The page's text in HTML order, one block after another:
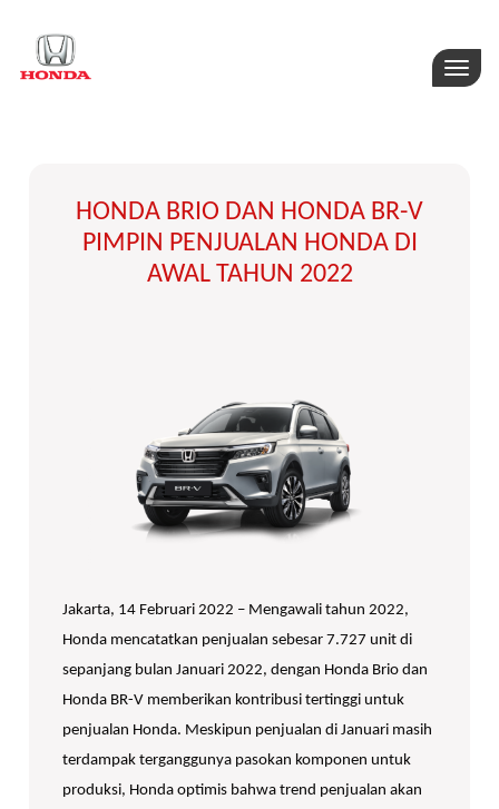
Toggle
HONDA BRIO DAN HONDA BR-V
PIMPIN PENJUALAN HONDA DI
AWAL TAHUN 2022
Jakarta, 14 Februari 2022 – Mengawali tahun 2022,
Honda mencatatkan penjualan sebesar 7.727 unit di
sepanjang bulan Januari 2022, dengan Honda Brio dan
Honda BR-V memberikan kontribusi tertinggi untuk
penjualan Honda. Meskipun penjualan di Januari masih
terdampak terganggunya pasokan komponen untuk
produksi, Honda optimis bahwa trend penjualan akan